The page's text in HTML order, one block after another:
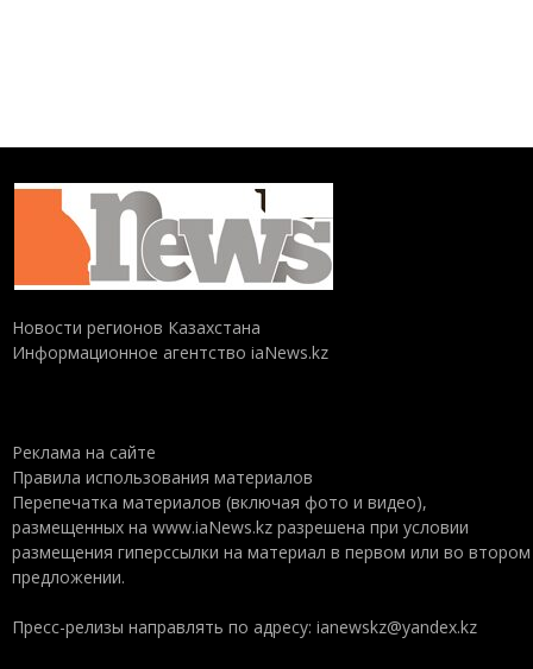
Новости регионов Казахстана
Информационное агентство iaNews.kz
Реклама на сайте
Правила использования материалов
Перепечатка материалов (включая фото и видео),
размещенных на www.iaNews.kz разрешена при условии
размещения гиперссылки на материал в первом или во втором
предложении.
Пресс-релизы направлять по адресу: ianewskz@yandex.kz